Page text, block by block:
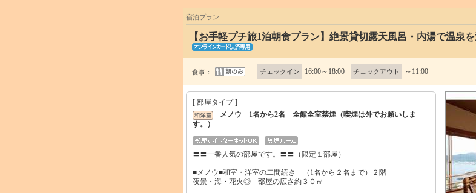
宿泊プラン
【お手軽プチ旅1泊朝食プラン】絶景貸切露天風呂・内湯で温泉
食事： チェックイン 16:00～18:00 チェックアウト ～11:00
[ 部屋タイプ ]
メノウ 1名から2名 全館全室禁煙（喫煙は外でお願いしま
す。）
〓〓一番人気の部屋です。〓〓（限定１部屋）
■メノウ■和室・洋室の二間続き （1名から２名まで）２階
夜景・海・花火◎ 部屋の広さ約３０㎡